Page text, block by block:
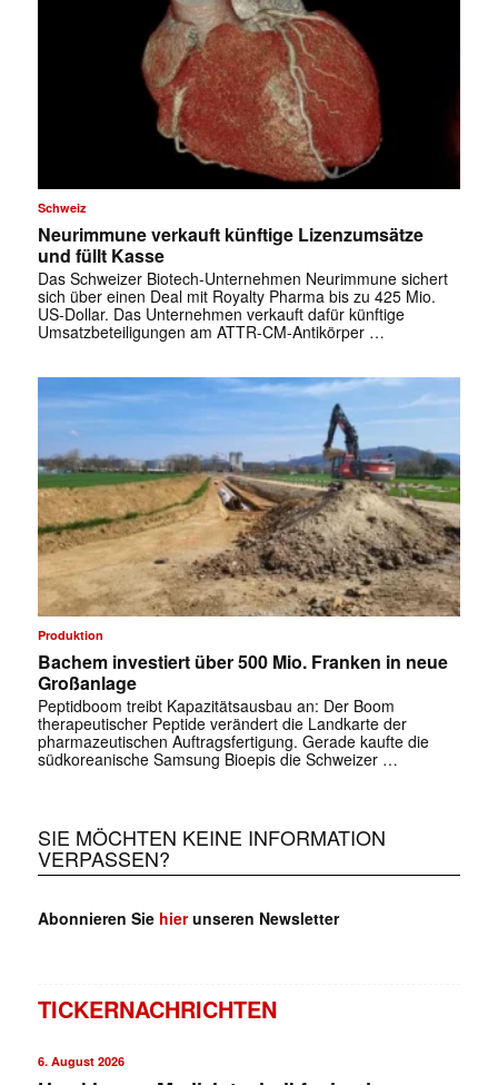
✕
Schweiz
Neurimmune verkauft künftige Lizenzumsätze
und füllt Kasse
Das Schweizer Biotech-Unternehmen Neurimmune sichert
sich über einen Deal mit Royalty Pharma bis zu 425 Mio.
US-Dollar. Das Unternehmen verkauft dafür künftige
Umsatzbeteiligungen am ATTR-CM-Antikörper …
Produktion
Bachem investiert über 500 Mio. Franken in neue
Großanlage
Peptidboom treibt Kapazitätsausbau an: Der Boom
therapeutischer Peptide verändert die Landkarte der
pharmazeutischen Auftragsfertigung. Gerade kaufte die
südkoreanische Samsung Bioepis die Schweizer …
SIE MÖCHTEN KEINE INFORMATION
VERPASSEN?
Abonnieren Sie hierunseren Newsletter
TICKERNACHRICHTEN
6. August 2026